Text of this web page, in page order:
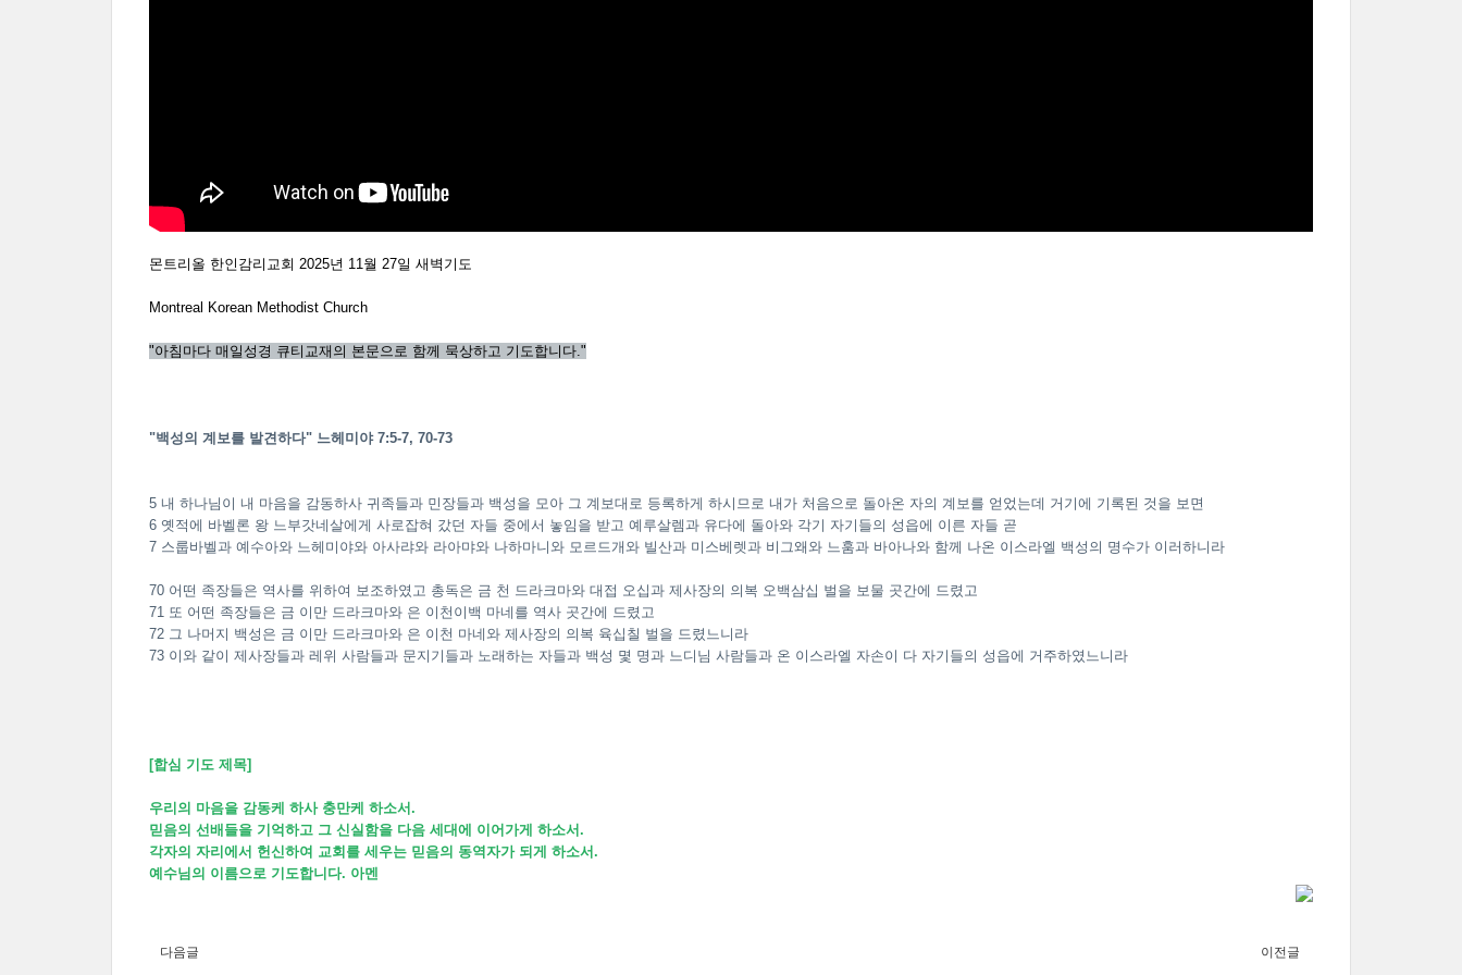
몬트리올 한인감리교회 2025년 11월 27일 새벽기도
Montreal Korean Methodist Church
"아침마다 매일성경 큐티교재의 본문으로 함께 묵상하고 기도합니다."
"백성의 계보를 발견하다" 느헤미야 7:5-7, 70-73
5 내 하나님이 내 마음을 감동하사 귀족들과 민장들과 백성을 모아 그 계보대로 등록하게 하시므로 내가 처음으로 돌아온 자의 계보를 얻었는데 거기에 기록된 것을 보면
6 옛적에 바벨론 왕 느부갓네살에게 사로잡혀 갔던 자들 중에서 놓임을 받고 예루살렘과 유다에 돌아와 각기 자기들의 성읍에 이른 자들 곧
7 스룹바벨과 예수아와 느헤미야와 아사랴와 라아먀와 나하마니와 모르드개와 빌산과 미스베렛과 비그왜와 느훔과 바아나와 함께 나온 이스라엘 백성의 명수가 이러하니라
70 어떤 족장들은 역사를 위하여 보조하였고 총독은 금 천 드라크마와 대접 오십과 제사장의 의복 오백삼십 벌을 보물 곳간에 드렸고
71 또 어떤 족장들은 금 이만 드라크마와 은 이천이백 마네를 역사 곳간에 드렸고
72 그 나머지 백성은 금 이만 드라크마와 은 이천 마네와 제사장의 의복 육십칠 벌을 드렸느니라
73 이와 같이 제사장들과 레위 사람들과 문지기들과 노래하는 자들과 백성 몇 명과 느디님 사람들과 온 이스라엘 자손이 다 자기들의 성읍에 거주하였느니라
[합심 기도 제목]
우리의 마음을 감동케 하사 충만케 하소서.
믿음의 선배들을 기억하고 그 신실함을 다음 세대에 이어가게 하소서.
각자의 자리에서 헌신하여 교회를 세우는 믿음의 동역자가 되게 하소서.
예수님의 이름으로 기도합니다. 아멘
다음글 이전글